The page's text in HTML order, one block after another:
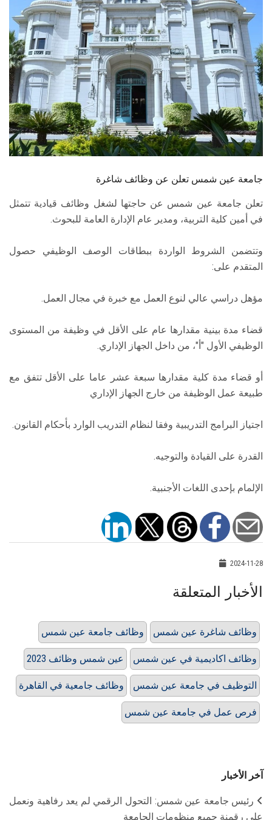
الطلاب
هيئة التدريس
الدراسات العليا
الخريجين
الموظفون
سجل الان
جامعة عين شمس تعلن عن وظائف شاغرة
تعلن جامعة عين شمس عن حاجتها لشغل وظائف قيادية تتمثل
في أمين كلية التربية، ومدير عام الإدارة العامة للبحوث.
وتتضمن الشروط الواردة ببطاقات الوصف الوظيفي حصول
المتقدم على:
مؤهل دراسي عالي لنوع العمل مع خبرة في مجال العمل.
قضاء مدة بينية مقدارها عام على الأقل في وظيفة من المستوى
الوظيفي الأول "أ"، من داخل الجهاز الإداري.
أو قضاء مدة كلية مقدارها سبعة عشر عاما على الأقل تتفق مع
طبيعة عمل الوظيفة من خارج الجهاز الإداري
اجتياز البرامج التدريبية وفقا لنظام التدريب الوارد بأحكام القانون.
القدرة على القيادة والتوجيه.
الإلمام بإحدى اللغات الأجنبية.
2024-11-28
الأخبار المتعلقة
وظائف جامعة عين شمس وظائف شاغرة عين شمس
عين شمس وظائف 2023 وظائف اكاديمية في عين شمس
وظائف جامعية في القاهرة التوظيف في جامعة عين شمس
فرص عمل في جامعة عين شمس
آخر الأخبار
رئيس جامعة عين شمس: التحول الرقمي لم يعد رفاهية ونعمل
على رقمنة جميع منظومات الجامعة